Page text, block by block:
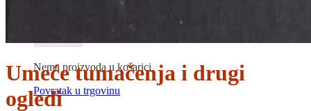
Nema proizvoda u košarici
Povratak u trgovinu
Umeće tumačenja i drugi
ogledi